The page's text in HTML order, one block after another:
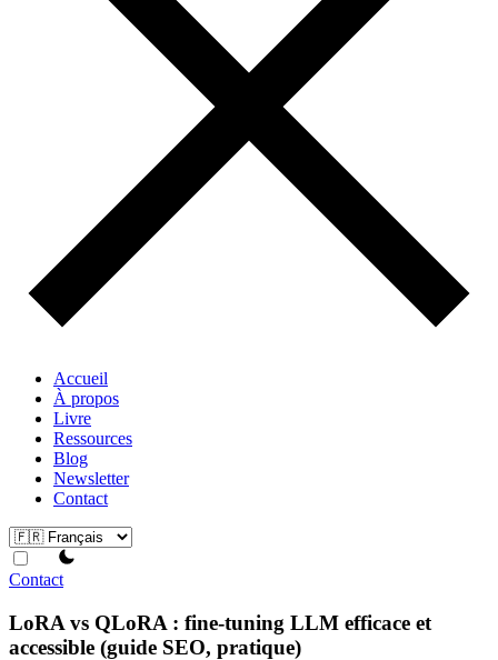
Accueil
À propos
Livre
Ressources
Blog
Newsletter
Contact
theme switcher
Contact
LoRA vs QLoRA : fine-tuning LLM efficace et
accessible (guide SEO, pratique)